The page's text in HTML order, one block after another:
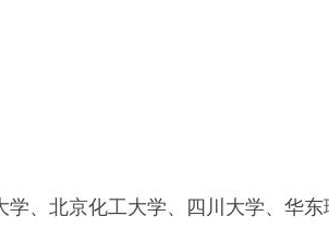
、北京化工大学、四川大学、华